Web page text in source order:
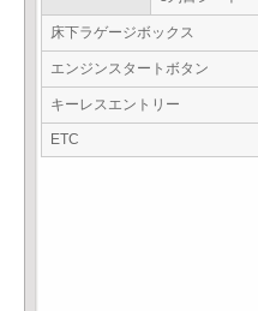
床下ラゲージボックス
エンジンスタートボタン
キーレスエントリー
ETC